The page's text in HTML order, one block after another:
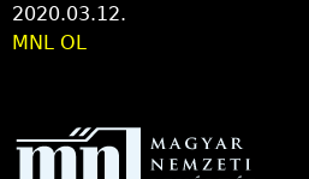
2020.03.12.
MNL OL